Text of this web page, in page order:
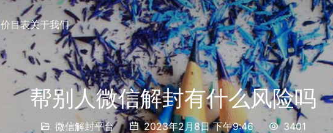
价目表关于我们
帮别人微信解封有什么风险吗
微信解封平台 2023年2月8日 下午9:46 3401